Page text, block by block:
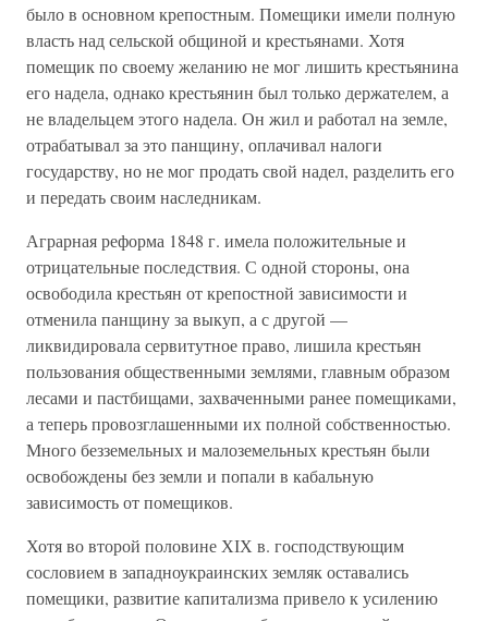
было в основном крепостным. Помещики имели полную
власть над сельской общиной и крестьянами. Хотя
помещик по своему желанию не мог лишить крестьянина
его надела, однако крестьянин был только держателем, а
не владельцем этого надела. Он жил и работал на земле,
отрабатывал за это панщину, оплачивал налоги
государству, но не мог продать свой надел, разделить его
и передать своим наследникам.
Аграрная реформа 1848 г. имела положительные и
отрицательные последствия. С одной стороны, она
освободила крестьян от крепостной зависимости и
отменила панщину за выкуп, а с другой —
ликвидировала сервитутное право, лишила крестьян
пользования общественными землями, главным образом
лесами и пастбищами, захваченными ранее помещиками,
а теперь провозглашенными их полной собственностью.
Много безземельных и малоземельных крестьян были
освобождены без земли и попали в кабальную
зависимость от помещиков.
Хотя во второй половине ХІХ в. господствующим
сословием в западноукраинских земляк оставались
помещики, развитие капитализма привело к усилению